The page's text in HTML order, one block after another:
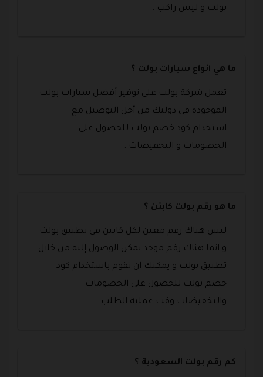
بولت و ليس راكب .
ما هي انواع سيارات بولت ؟
تعمل شركة بولت على توفير أفضل سيارات بولت
الموجودة في دولتك من أجل التوصيل مع
استخدام كود خصم بولت للحصول على
الخصومات و التخفيضات .
ما هو رقم بولت كابتن ؟
ليس هناك رقم معين لكل كابتن في تطبيق بولت
و انما هناك رقم موحد يمكن الوصول إليه من خلال
تطبيق بولت و يمكنك ان تقوم باستخدام كود
خصم بولت للحصول على الخصومات
والتخفيضات وقت عملية الطلب .
كم رقم بولت السعودية ؟